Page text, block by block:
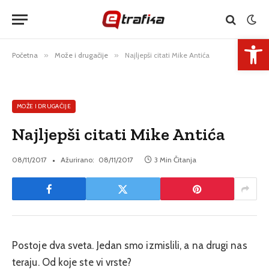
Početna » Može i drugačije » Najljepši citati Mike Antića
MOŽE I DRUGAČIJE
Najljepši citati Mike Antića
08/11/2017 Ažurirano: 08/11/2017 3 Min Čitanja
Postoje dva sveta. Jedan smo izmislili, a na drugi nas
teraju. Od koje ste vi vrste?